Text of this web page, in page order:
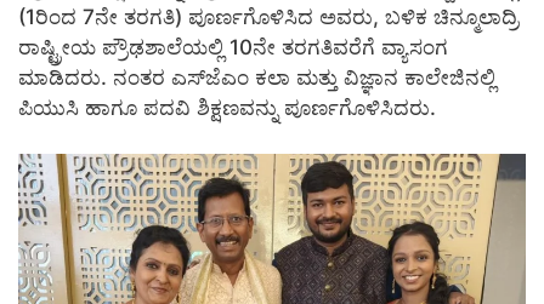
(1ರಿಂದ 7ನೇ ತರಗತಿ) ಪೂರ್ಣಗೊಳಿಸಿದ ಅವರು, ಬಳಿಕ ಚಿನ್ಮೂಲಾದ್ರಿ
ರಾಷ್ಟ್ರೀಯ ಪ್ರೌಢಶಾಲೆಯಲ್ಲಿ 10ನೇ ತರಗತಿವರೆಗೆ ವ್ಯಾಸಂಗ
ಮಾಡಿದರು. ನಂತರ ಎಸ್‌ಜೆಎಂ ಕಲಾ ಮತ್ತು ವಿಜ್ಞಾನ ಕಾಲೇಜಿನಲ್ಲಿ
ಪಿಯುಸಿ ಹಾಗೂ ಪದವಿ ಶಿಕ್ಷಣವನ್ನು ಪೂರ್ಣಗೊಳಿಸಿದರು.